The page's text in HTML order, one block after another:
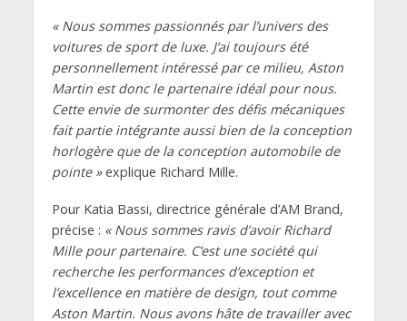
« Nous sommes passionnés par l’univers des
voitures de sport de luxe. J’ai toujours été
personnellement intéressé par ce milieu, Aston
Martin est donc le partenaire idéal pour nous.
Cette envie de surmonter des défis mécaniques
fait partie intégrante aussi bien de la conception
horlogère que de la conception automobile de
pointe »explique Richard Mille.
Pour Katia Bassi, directrice générale d’AM Brand,
précise : « Nous sommes ravis d’avoir Richard
Mille pour partenaire. C’est une société qui
recherche les performances d’exception et
l’excellence en matière de design, tout comme
Aston Martin. Nous avons hâte de travailler avec